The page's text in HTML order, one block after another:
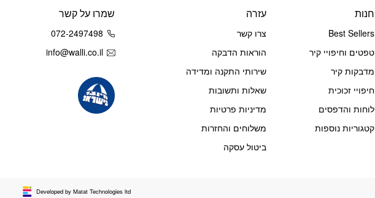
חנות
Best Sellers
טפטים וחיפויי קיר
מדבקות קיר
חיפויי זכוכית
לוחות והדפסים
קטגוריות נוספות
עזרה
צרו קשר
הוראות הדבקה
שירותי התקנה ומדידה
שאלות ותשובות
מדיניות פרטיות
משלוחים והחזרות
ביטול עסקה
שמרו על קשר
072-2497498
info@walli.co.il
Developed by Matat Technologies ltd